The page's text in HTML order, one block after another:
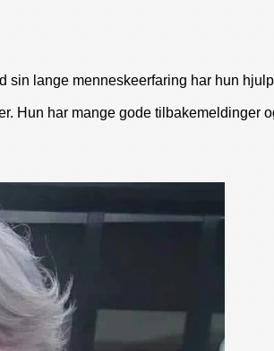
lange menneskeerfaring har hun
Hun har mange gode tilbakemeldinger